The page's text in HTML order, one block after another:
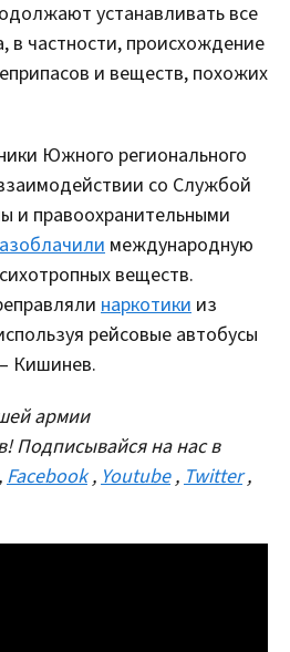
устанавливать все
в частности, происхождение
и веществ, похожих
Южного регионального
со Службой
и правоохранительными
международную
веществ.
наркотики из
рейсовые автобусы
Кишинев.
армии
Подписывайся на нас в
,Facebook ,Youtube ,Twitter ,